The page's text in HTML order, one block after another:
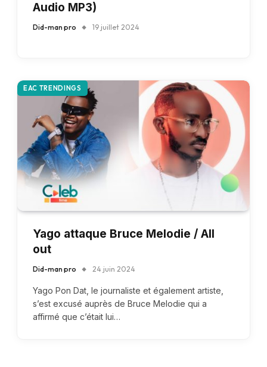
Audio MP3)
Did-man pro 19 juillet 2024
EAC TRENDINGS
Yago attaque Bruce Melodie / All
out
Did-man pro 24 juin 2024
Yago Pon Dat, le journaliste et également artiste,
s’est excusé auprès de Bruce Melodie qui a
affirmé que c’était lui…